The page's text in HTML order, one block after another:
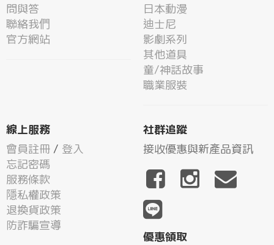
問與答
聯絡我們
官方網站
日本動漫
迪士尼
影劇系列
其他道具
童/神話故事
職業服裝
線上服務
會員註冊 / 登入
忘記密碼
服務條款
隱私權政策
退換貨政策
防詐騙宣導
社群追蹤
接收優惠與新產品資訊
優惠領取